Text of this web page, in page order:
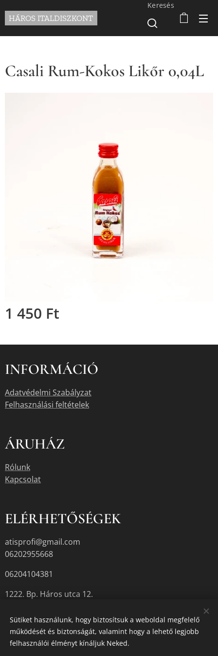
HÁROS ITALDISZKONT
Keresés
Casali Rum-Kokos Likőr 0,04L
1 450 Ft
INFORMÁCIÓ
Adatvédelmi Szabályzat
Felhasználási feltételek
ÁRUHÁZ
Rólunk
Kapcsolat
ELÉRHETŐSÉGEK
atisprofi@gmail.com
06202955668
06204104381
1222. Bp. Háros utca 12.
A termékek aktuális készletéről érdeklődjön az üzletben, vagy a
megadott elérhetőségek egyikén.
Sütiket használunk, hogy biztosítsuk a weboldal megfelelő
működését és biztonságát, valamint hogy a lehető legjobb
felhasználói élményt kínáljuk Neked.